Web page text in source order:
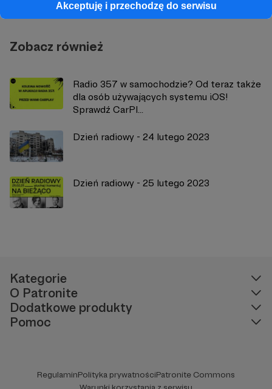
Akceptuję i przechodzę do serwisu
Zobacz również
Radio 357 w samochodzie? Od teraz także
dla osób używających systemu iOS!
Sprawdź CarPl...
Dzień radiowy - 24 lutego 2023
Dzień radiowy - 25 lutego 2023
Kategorie
O Patronite
Dodatkowe produkty
Pomoc
RegulaminPolityka prywatnościPatronite Commons
Warunki korzystania z serwisu